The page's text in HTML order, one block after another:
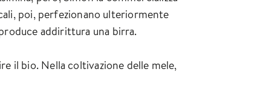
poi, perfezionano ulteriormente
addirittura una birra.
il bio. Nella coltivazione delle mele,